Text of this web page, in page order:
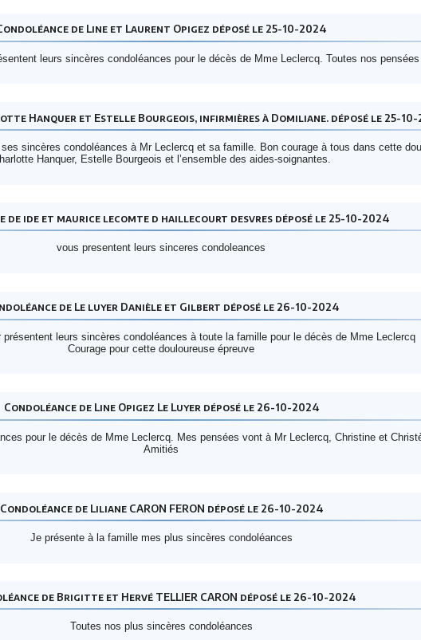
de Line et Laurent Opigez déposé le 25-10-2024
leurs sincères condoléances pour le décès de Mme Leclercq. Toutes nos
Hanquer et Estelle Bourgeois, infirmières à Domiliane. déposé le 25-10-
ses sincères condoléances à Mr Leclercq et sa famille. Bon courage à tous dans cette
Hanquer, Estelle Bourgeois et l’ensemble des aides-soignantes.
de ide et maurice lecomte d haillecourt desvres déposé le 25-10-2024
vous presentent leurs sinceres condoleances
de Le luyer Danièle et Gilbert déposé le 26-10-2024
présentent leurs sincères condoléances à toute la famille pour le décès de Mme Leclercq
Courage pour cette douloureuse épreuve
Condoléance de Line Opigez Le Luyer déposé le 26-10-2024
pour le décès de Mme Leclercq. Mes pensées vont à Mr Leclercq, Christine et
Amitiés
Condoléance de Liliane CARON FERON déposé le 26-10-2024
Je présente à la famille mes plus sincères condoléances
de Brigitte et Hervé TELLIER CARON déposé le 26-10-2024
Toutes nos plus sincères condoléances